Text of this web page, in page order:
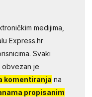
medijima,
Express.hr
Svaki
obvezan je
komentiranja na
propisanim